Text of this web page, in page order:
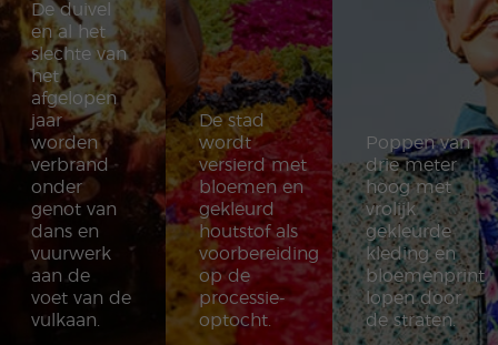
De duivel
en al het
slechte van
het
afgelopen
jaar
worden
verbrand
onder
genot van
dans en
vuurwerk
aan de
voet van de
vulkaan.
De stad
wordt
versierd met
bloemen en
gekleurd
houtstof als
voorbereiding
op de
processie-
optocht.
Poppen van
drie meter
hoog met
vrolijk
gekleurde
kleding en
bloemenprint
lopen door
de straten.